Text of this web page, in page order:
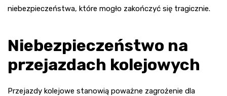
niebezpieczeństwa, które mogło zakończyć się tragicznie.
Niebezpieczeństwo na
przejazdach kolejowych
Przejazdy kolejowe stanowią poważne zagrożenie dla